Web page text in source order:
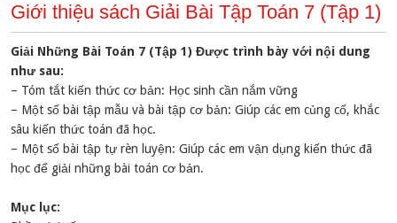
Giới thiệu sách Giải Bài Tập Toán 7 (Tập 1)
Giải Những Bài Toán 7 (Tập 1) Được trình bày với nội dung
như sau:
– Tóm tắt kiến thức cơ bản: Học sinh cần nắm vững
– Một số bài tập mẫu và bài tập cơ bản: Giúp các em củng cố, khắc
sâu kiến thức toán đã học.
– Một số bài tập tự rèn luyện: Giúp các em vận dụng kiến thức đã
học để giải những bài toán cơ bản.
Mục lục: